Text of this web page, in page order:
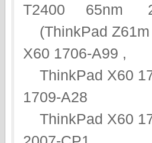
T2400 65nm
(ThinkPad Z61m
X60 1706-A99 ,
ThinkPad X60
1709-A28
ThinkPad X60